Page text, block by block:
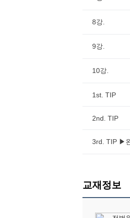
8강.
9강.
10강.
1st. TIP
2nd. TIP
3rd. TIP ▶
교재정보